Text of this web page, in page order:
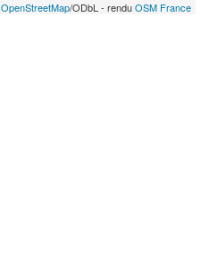
OpenStreetMap/ODbL - renduOSM France